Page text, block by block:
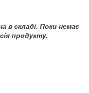
в складі. Поки немає
продукту.